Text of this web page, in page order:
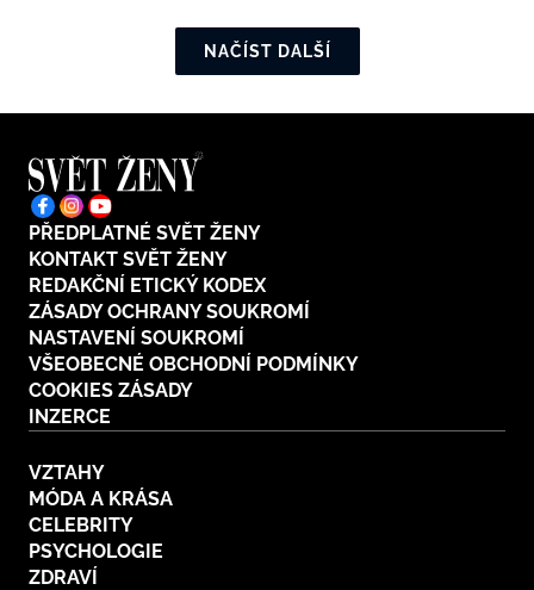
NAČÍST DALŠÍ
PŘEDPLATNÉ SVĚT ŽENY
KONTAKT SVĚT ŽENY
REDAKČNÍ ETICKÝ KODEX
ZÁSADY OCHRANY SOUKROMÍ
NASTAVENÍ SOUKROMÍ
VŠEOBECNÉ OBCHODNÍ PODMÍNKY
COOKIES ZÁSADY
INZERCE
VZTAHY
MÓDA A KRÁSA
CELEBRITY
PSYCHOLOGIE
ZDRAVÍ